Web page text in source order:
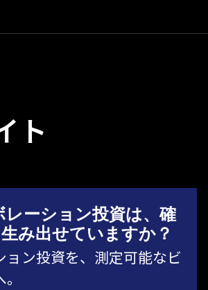
ト
レーション投資は、確
み出せていますか？
ョン投資を、測定可能なビ